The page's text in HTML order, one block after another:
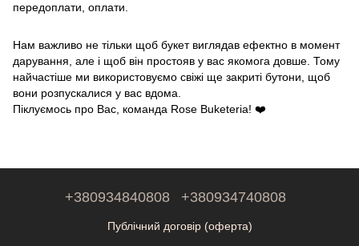
передоплати, оплати.
Нам важливо не тільки щоб букет виглядав ефектно в момент
дарування, але і щоб він простояв у вас якомога довше. Тому
найчастіше ми використовуємо свіжі ще закриті бутони, щоб
вони розпускалися у вас вдома.
Піклуємось про Вас, команда Rose Buketeria! ❤️
+380934840808 +380934740808
Публічний договір (оферта)